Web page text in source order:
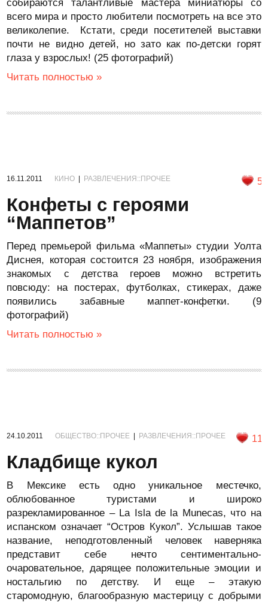
собираются талантливые мастера миниатюры со
всего мира и просто любители посмотреть на все это
великолепие. Кстати, среди посетителей выставки
почти не видно детей, но зато как по-детски горят
глаза у взрослых! (25 фотографий)
Читать полностью »
16.11.2011 КИНО РАЗВЛЕЧЕНИЯ::ПРОЧЕЕ 5
Конфеты с героями
“Маппетов”
Перед премьерой фильма «Маппеты» студии Уолта
Диснея, которая состоится 23 ноября, изображения
знакомых с детства героев можно встретить
повсюду: на постерах, футболках, стикерах, даже
появились забавные маппет-конфетки. (9
фотографий)
Читать полностью »
24.10.2011 ОБЩЕСТВО::ПРОЧЕЕ РАЗВЛЕЧЕНИЯ::ПРОЧЕЕ 11
Кладбище кукол
В Мексике есть одно уникальное местечко,
облюбованное туристами и широко
разрекламированное – La Isla de la Munecas, что на
испанском означает “Остров Кукол”. Услышав такое
название, неподготовленный человек наверняка
представит себе нечто сентиментально-
очаровательное, дарящее положительные эмоции и
ностальгию по детству. И еще – этакую
старомодную, благообразную мастерицу с добрыми